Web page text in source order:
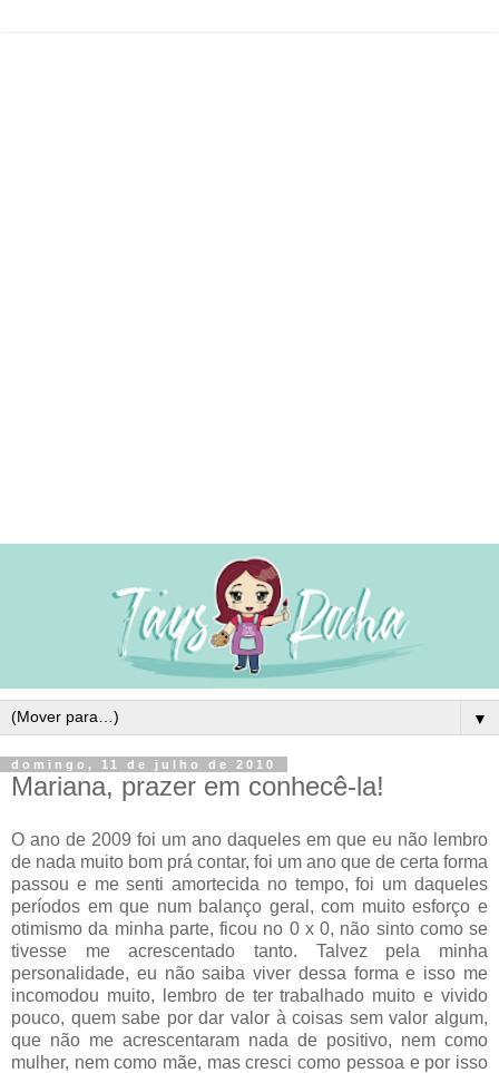
▼
domingo, 11 de julho de 2010
Mariana, prazer em conhecê-la!
O ano de 2009 foi um ano daqueles em que eu não lembro
de nada muito bom prá contar, foi um ano que de certa forma
passou e me senti amortecida no tempo, foi um daqueles
períodos em que num balanço geral, com muito esforço e
otimismo da minha parte, ficou no 0 x 0, não sinto como se
tivesse me acrescentado tanto. Talvez pela minha
personalidade, eu não saiba viver dessa forma e isso me
incomodou muito, lembro de ter trabalhado muito e vivido
pouco, quem sabe por dar valor à coisas sem valor algum,
que não me acrescentaram nada de positivo, nem como
mulher, nem como mãe, mas cresci como pessoa e por isso